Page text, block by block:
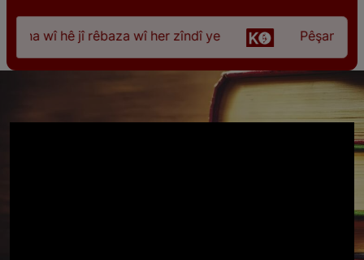
wî hê jî rêbaza wî her zîndî ye Pêşangeha